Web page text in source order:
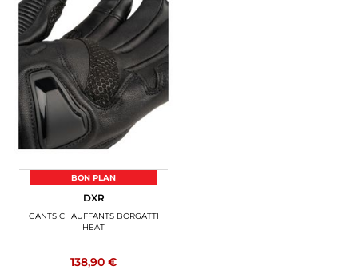
BON PLAN
DXR
GANTS CHAUFFANTS BORGATTI
HEAT
138,90 €